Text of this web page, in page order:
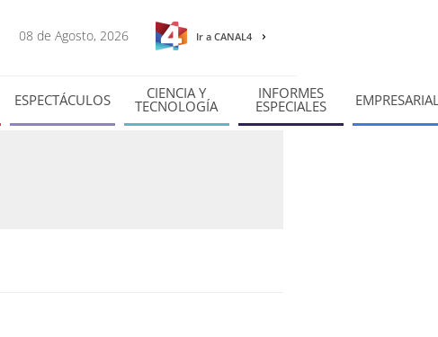
08 de Agosto, 2026 Ir a CANAL4
ESPECTÁCULOS CIENCIA Y
TECNOLOGÍA
INFORMES
ESPECIALES